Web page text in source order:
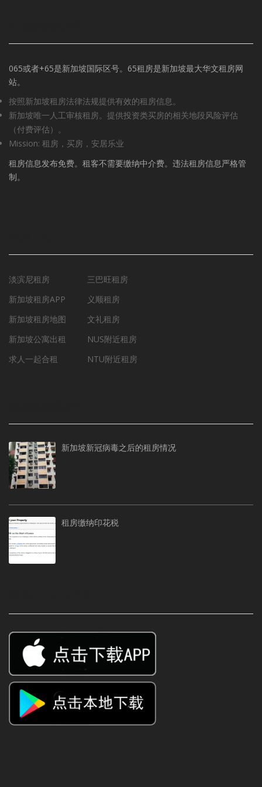
065或者+65是新加坡国际区号。65租房是新加坡最大华文租房网
站。
按照新加坡租房法律法规提供有效的租房信息。
新加坡唯一人工审核租房。提供投资类买房的相关地段风险评估
（付费评估）。
Mission: 租房，买房，安居乐业
租房信息发布免费。租客不需要缴纳中介费。违法租房信息严格管
制。
淡滨尼租房
新加坡租房APP
新加坡租房地图
新加坡公寓出租
求人一起合租
三巴旺租房
义顺租房
文礼租房
NUS附近租房
NTU附近租房
新加坡新冠病毒之后的租房情况
租房缴纳印花税